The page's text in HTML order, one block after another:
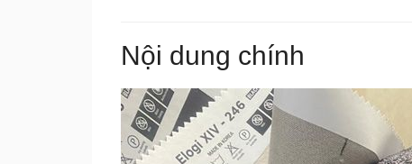
Nội dung chính